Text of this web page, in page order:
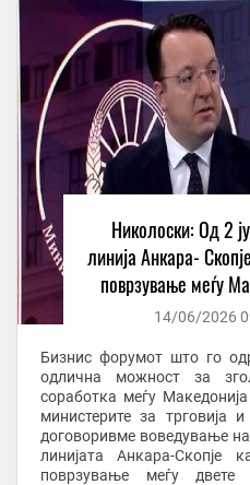
Николоски: Од 2
линија Анкара-
поврзување меѓу
14/06/2026
Бизнис форумот што го
одлична можност за
соработка меѓу
министерите за трговија
договоривме воведување
линијата Анкара-Скопје
поврзување меѓу двете